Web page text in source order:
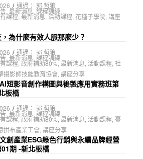
/ 通過： 郭 哲狼
,最新消息, 課程訓練
課程,最新消息,活動課程, 花種子學院, 講座
為什麼有效人脈那麼少？
/ 通過： 郭 哲狼
,最新消息, 課程訓練
課程,政府補助80%,最新消息, 活動課程, 社
攝影師技能教育協會, 講座分享
短影音創作構圖與後製應用實務班第
板橋
/ 通過： 郭 哲狼
,最新消息, 課程訓練
課程,政府補助80%,最新消息, 活動課程, 臺
拼布產業工會, 講座分享
創產業ESG綠色行銷與永續品牌經營
期 -新北板橋